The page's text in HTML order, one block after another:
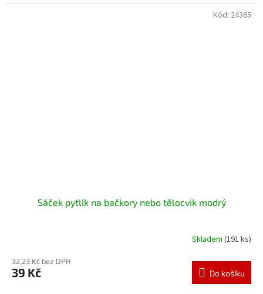
Sáček pytlík na bačkory nebo tělocvik modrý
Skladem (191 ks)
32,23 Kč bez DPH
39 Kč Do košíku
Kód: 24365